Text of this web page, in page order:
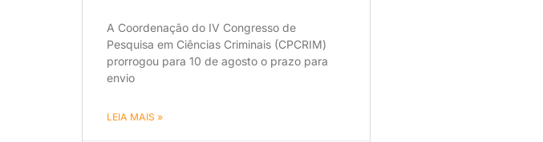
A Coordenação do IV Congresso de
Pesquisa em Ciências Criminais (CPCRIM)
prorrogou para 10 de agosto o prazo para
envio
LEIA MAIS »